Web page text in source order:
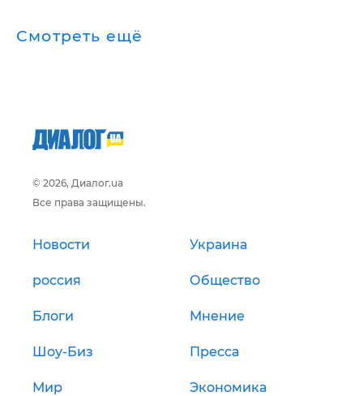
Смотреть ещё
© 2026, Диалог.ua
Все права защищены.
Новости Украина
россия Общество
Блоги Мнение
Шоу-Биз Пресса
Мир Экономика